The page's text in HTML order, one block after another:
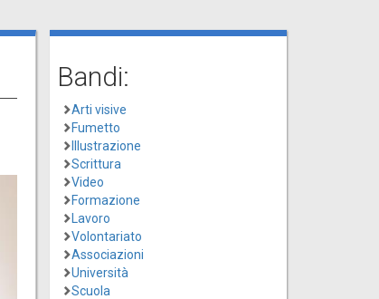
Bandi:
Arti visive
Fumetto
Illustrazione
Scrittura
Video
Formazione
Lavoro
Volontariato
Associazioni
Università
Scuola